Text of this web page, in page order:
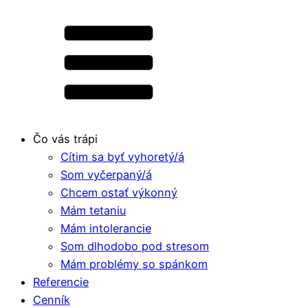
Čo vás trápi
Cítim sa byť vyhoretý/á
Som vyčerpaný/á
Chcem ostať výkonný
Mám tetaniu
Mám intolerancie
Som dlhodobo pod stresom
Mám problémy so spánkom
Referencie
Cenník